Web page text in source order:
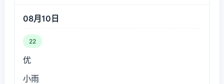
08月10日
22
优
小雨